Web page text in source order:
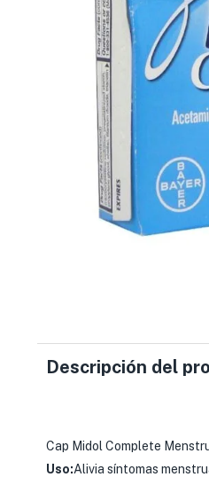
Descripción del
Cap Midol Complete
Uso:Alivia síntomas